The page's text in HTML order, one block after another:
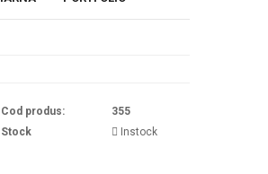
Cod produs:
355
Stock
Instock